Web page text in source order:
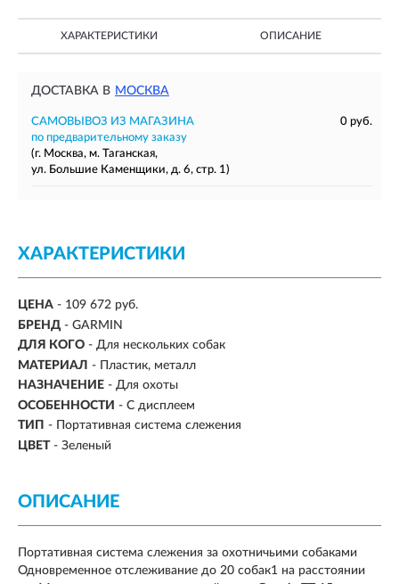
ХАРАКТЕРИСТИКИ ОПИСАНИЕ
ДОСТАВКА В МОСКВА
САМОВЫВОЗ ИЗ МАГАЗИНА
0 руб.
по предварительному заказу
(г. Москва, м. Таганская,
ул. Большие Каменщики, д. 6, стр. 1)
ХАРАКТЕРИСТИКИ
ЦЕНА - 109 672 руб.
БРЕНД - GARMIN
ДЛЯ КОГО - Для нескольких собак
МАТЕРИАЛ - Пластик, металл
НАЗНАЧЕНИЕ - Для охоты
ОСОБЕННОСТИ - С дисплеем
ТИП - Портативная система слежения
ЦВЕТ - Зеленый
ОПИСАНИЕ
Портативная система слежения за охотничьими собаками
Одновременное отслеживание до 20 собак1 на расстоянии